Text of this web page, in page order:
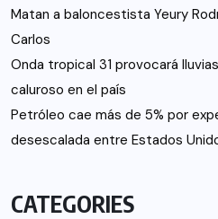
Matan a baloncestista Yeury
Carlos
Onda tropical 31 provocará
caluroso en el país
Petróleo cae más de 5% por
desescalada entre Estados
CATEGORIES